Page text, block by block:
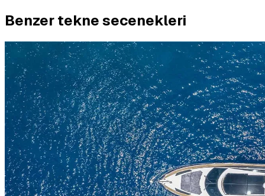
Benzer tekne secenekleri